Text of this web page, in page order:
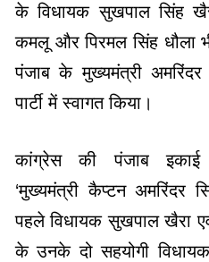
के विधायक सुखपाल सिंह
कमलू और पिरमल सिंह धौला
पंजाब के मुख्यमंत्री अमरिंदर
पार्टी में स्वागत किया।
कांग्रेस की पंजाब
‘मुख्यमंत्री कैप्टन अमरिंदर
पहले विधायक सुखपाल खैरा
के उनके दो सहयोगी